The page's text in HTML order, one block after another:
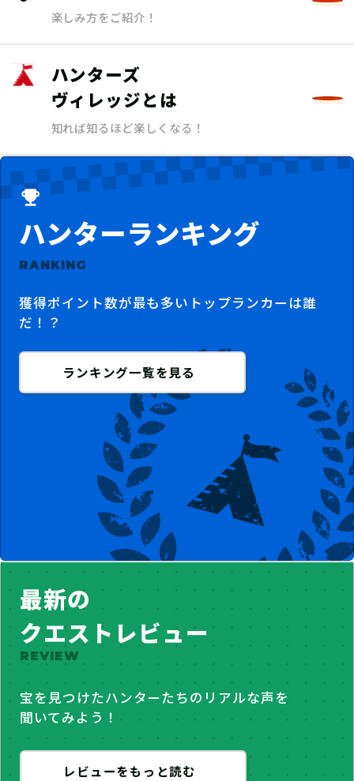
楽しみ方をご紹介！
ハンターズ
ヴィレッジとは
知れば知るほど楽しくなる！
ハンターランキング
RANKING
獲得ポイント数が最も多いトップランカーは誰
だ！？
ランキング一覧を見る
最新の
クエストレビュー
REVIEW
宝を見つけたハンターたちのリアルな声を
聞いてみよう！
レビューをもっと読む